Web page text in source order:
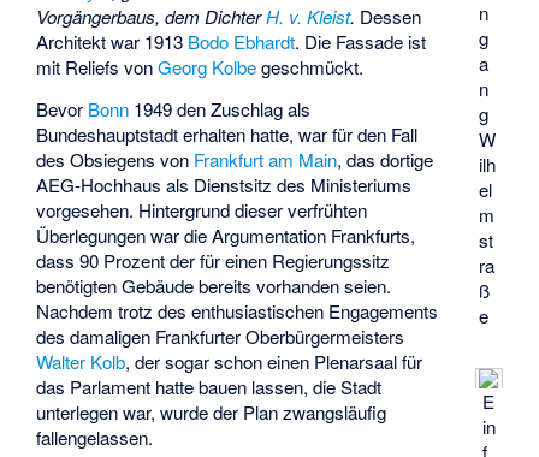
n
g
a
n
g
W
ilh
el
m
st
ra
ß
e
E
in
f
Vorgängerbaus, dem DichterH. v. Kleist. Dessen
Architekt war 1913 Bodo Ebhardt. Die Fassade ist
mit Reliefs vonGeorg Kolbegeschmückt.
Bevor Bonn 1949 den Zuschlag als
Bundeshauptstadt erhalten hatte, war für den Fall
des Obsiegens von Frankfurt am Main, das dortige
AEG-Hochhaus als Dienstsitz des Ministeriums
vorgesehen. Hintergrund dieser verfrühten
Überlegungen war die Argumentation Frankfurts,
dass 90 Prozent der für einen Regierungssitz
benötigten Gebäude bereits vorhanden seien.
Nachdem trotz des enthusiastischen Engagements
des damaligen Frankfurter Oberbürgermeisters
Walter Kolb, der sogar schon einen Plenarsaal für
das Parlament hatte bauen lassen, die Stadt
unterlegen war, wurde der Plan zwangsläufig
fallengelassen.